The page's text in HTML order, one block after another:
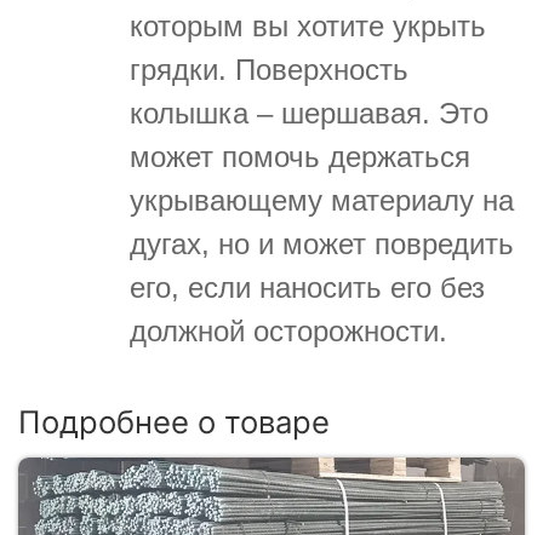
которым вы хотите укрыть
грядки. Поверхность
колышка – шершавая. Это
может помочь держаться
укрывающему материалу на
дугах, но и может повредить
его, если наносить его без
должной осторожности.
Подробнее о товаре